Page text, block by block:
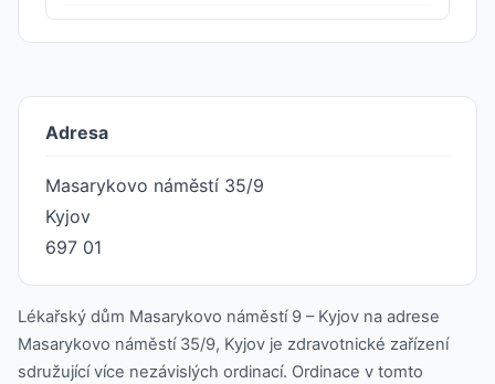
Adresa
Masarykovo náměstí 35/9
Kyjov
697 01
Lékařský dům Masarykovo náměstí 9 – Kyjov na adrese
Masarykovo náměstí 35/9, Kyjov je zdravotnické zařízení
sdružující více nezávislých ordinací. Ordinace v tomto